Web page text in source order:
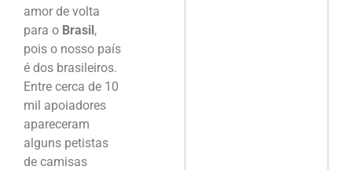
amor de volta
para o Brasil,
pois o nosso país
é dos brasileiros.
Entre cerca de 10
mil apoiadores
apareceram
alguns petistas
de camisas